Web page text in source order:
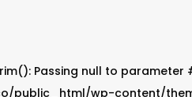
Passing null to
public_html/wp-content/